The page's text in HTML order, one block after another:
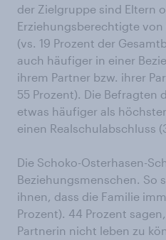
der Zielgruppe sind Eltern
Erziehungsberechtigte
(vs. 19 Prozent der
auch häufiger in einer
ihrem Partner bzw. ihrer
55 Prozent). Die Befragten
etwas häufiger als
einen Realschulabschluss
Die Schoko-Osterhasen-
Beziehungsmenschen. So
ihnen, dass die Familie
Prozent). 44 Prozent
Partnerin nicht leben zu